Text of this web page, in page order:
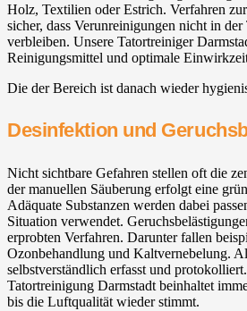
Holz, Textilien oder Estrich. Verfahren
sicher, dass Verunreinigungen nicht in
verbleiben. Unsere Tatortreiniger
Reinigungsmittel und optimale
Die der Bereich ist danach wieder
Desinfektion und
Nicht sichtbare Gefahren stellen oft die
der manuellen Säuberung erfolgt eine
Adäquate Substanzen werden dabei
Situation verwendet.
erprobten Verfahren. Darunter fallen
Ozonbehandlung und Kaltvernebelung.
selbstverständlich erfasst und
Tatortreinigung Darmstadt beinhaltet
bis die Luftqualität wieder stimmt.